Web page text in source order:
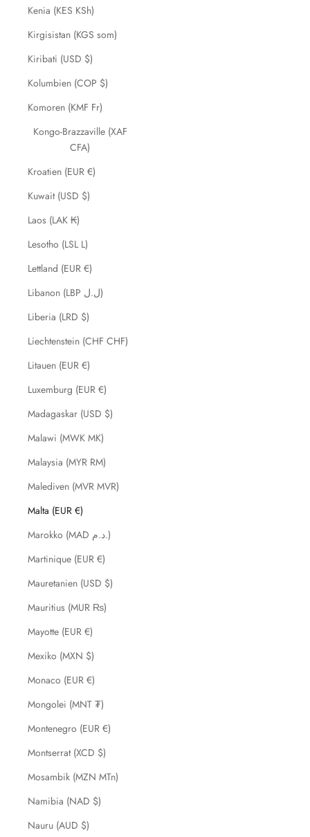
Kenia (KES KSh)
Kirgisistan (KGS som)
Kiribati (USD $)
Kolumbien (COP $)
Komoren (KMF Fr)
Kongo-Brazzaville (XAF
CFA)
Kroatien (EUR €)
Kuwait (USD $)
Laos (LAK ₭)
Lesotho (LSL L)
Lettland (EUR €)
Libanon (LBP ل.ل)
Liberia (LRD $)
Liechtenstein (CHF CHF)
Litauen (EUR €)
Luxemburg (EUR €)
Madagaskar (USD $)
Malawi (MWK MK)
Malaysia (MYR RM)
Malediven (MVR MVR)
Malta (EUR €)
Marokko (MAD د.م.)
Martinique (EUR €)
Mauretanien (USD $)
Mauritius (MUR ₨)
Mayotte (EUR €)
Mexiko (MXN $)
Monaco (EUR €)
Mongolei (MNT ₮)
Montenegro (EUR €)
Montserrat (XCD $)
Mosambik (MZN MTn)
Namibia (NAD $)
Nauru (AUD $)